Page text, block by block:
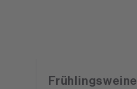
Frühlingsweine